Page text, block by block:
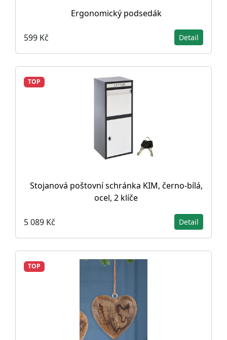
Ergonomický podsedák
599 Kč Detail
TOP
Stojanová poštovní schránka KIM, černo-bílá,
ocel, 2 klíče
5 089 Kč Detail
TOP